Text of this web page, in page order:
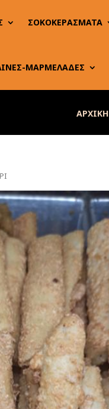
ΣΟΚΟΚΕΡΑΣΜΑΤΑ
ΜΑΡΜΕΛΑΔΕΣ
ΑΡΧΙΚΗ